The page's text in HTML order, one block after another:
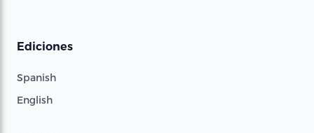
Ediciones
Spanish
English